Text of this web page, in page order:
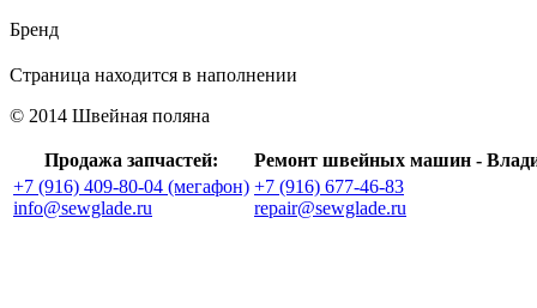
Бренд
Страница находится в наполнении
© 2014 Швейная поляна
Продажа запчастей:
Ремонт швейных машин -
+7 (916) 409-80-04 (мегафон)
info@sewglade.ru
+7 (916) 677-46-83
repair@sewglade.ru